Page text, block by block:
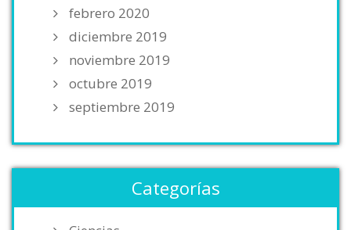
febrero 2020
diciembre 2019
noviembre 2019
octubre 2019
septiembre 2019
Categorías